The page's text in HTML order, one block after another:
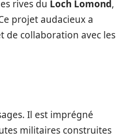
rives du Loch Lomond,
projet audacieux a
de collaboration avec les
Il est imprégné
militaires construites